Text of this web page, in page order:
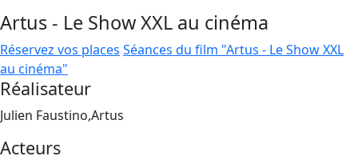
Artus - Le Show XXL au cinéma
Réservez vos places Séances du film "Artus - Le Show XXL
au cinéma"
Réalisateur
Julien Faustino,Artus
Acteurs